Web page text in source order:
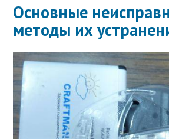
Основные
методы их